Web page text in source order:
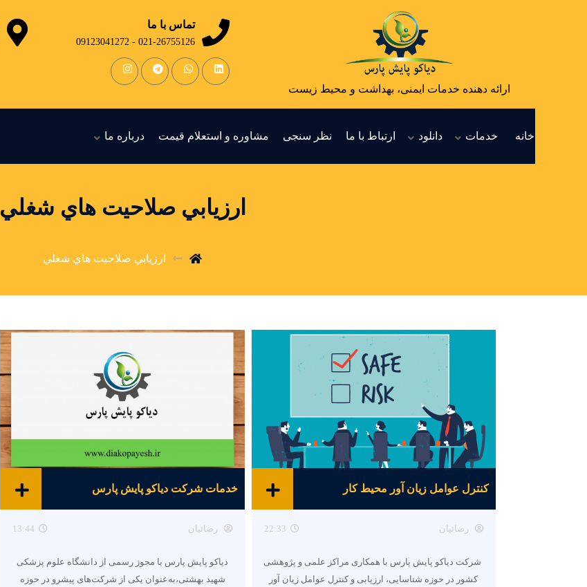
ارائه دهنده خدمات ایمنی، بهداشت و محیط زیست
تماس با ما
021-26755126 - 09123041272
خانه خدمات دانلود ارتباط با ما نظر سنجی مشاوره و استعلام قیمت درباره ما
ارزيابي صلاحيت هاي شغلي
ارزيابي صلاحيت هاي شغلي
کنترل عوامل زیان آور محیط کار
رضائیان 22:33
شرکت دیاکو پایش پارس با همکاری مراکز علمی و پژوهشی
کشور در حوزه شناسایی، ارزیابی و کنترل عوامل زیان آور
خدمات شرکت دیاکو پایش پارس
رضائیان 13:44
دیاکو پایش پارس با مجوز رسمی از دانشگاه علوم پزشکی
شهید بهشتی،به‌عنوان یکی از شرکت‌های پیشرو در حوزه